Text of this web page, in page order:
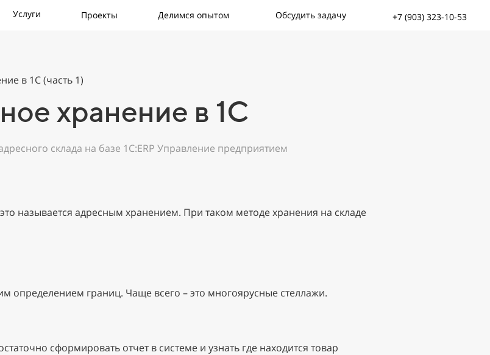
Услуги Проекты Делимся опытом Обсудить задачу +7 (903) 323-10-53
в 1С (часть 1)
хранение в 1С
склада на базе 1С:ERP Управление предприятием
называется адресным хранением. При таком методе хранения на складе
определением границ. Чаще всего – это многоярусные стеллажи.
сформировать отчет в системе и узнать где находится товар